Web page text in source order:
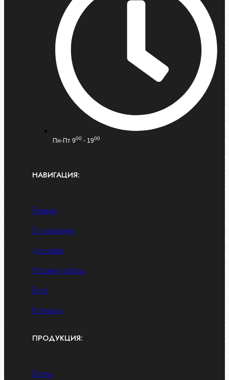
Пн-Пт 900 - 1900
НАВИГАЦИЯ:
Главная
О компании
Доставка
Условия работы
Блог
Контакты
ПРОДУКЦИЯ:
Болты